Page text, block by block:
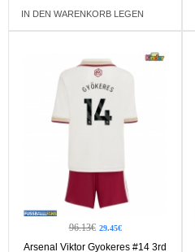
IN DEN WARENKORB LEGEN
96.13€ 29.45€
Arsenal Viktor Gyokeres #14 3rd